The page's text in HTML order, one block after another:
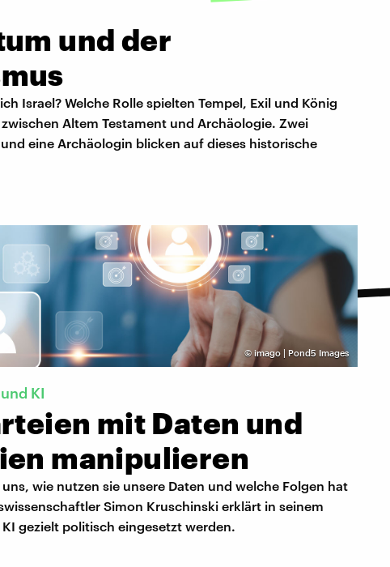
und der
Israel? Welche Rolle spielten Tempel, Exil und König
Altem Testament und Archäologie. Zwei
eine Archäologin blicken auf dieses historische
© imago | Pond5 Images
KI
mit Daten und
manipulieren
wie nutzen sie unsere Daten und welche Folgen hat
Simon Kruschinski erklärt in seinem
gezielt politisch eingesetzt werden.